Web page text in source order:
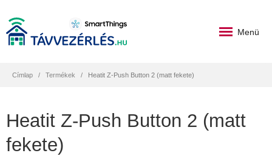
Menü
Címlap Termékek Heatit Z-Push Button 2 (matt fekete)
Heatit Z-Push Button 2 (matt
fekete)